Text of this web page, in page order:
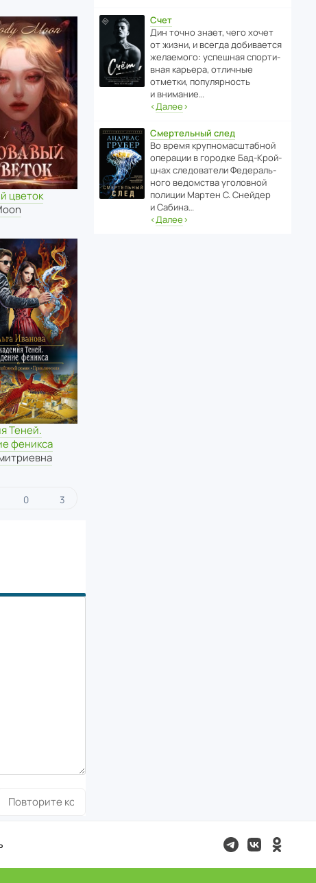
цветок
Теней.
феникса
0 3
Счет
Дин точно знает, чего хочет
от жизни, и всегда доби­ва­ется
жела­е­мого: успе­шная спор­ти­
вная карьера, отли­чные
отметки, попу­ля­р­ность
и внимание…
‹Далее›
Смертельный след
Во время круп­но­мас­ш­та­бной
операции в городке Бад‑Крой­
цнах следо­ва­тели Феде­раль­
ного ведомства уголо­вной
полиции Мартен С. Снейдер
и Сабина…
‹Далее›